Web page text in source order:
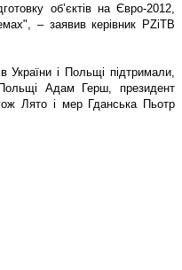
об’єктів на Євро-2012,
– заявив керівник PZiTB
України і Польщі підтримали,
Адам Герш, президент
Лято і мер Гданська Пьотр